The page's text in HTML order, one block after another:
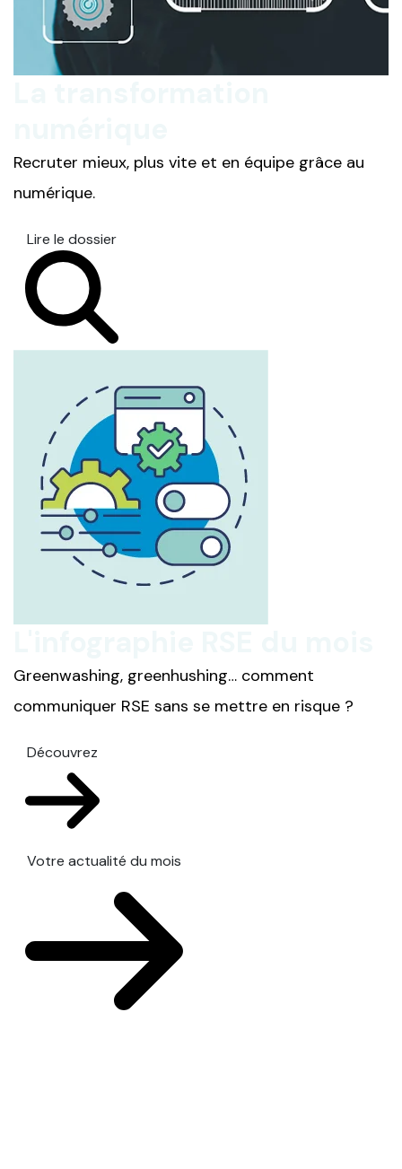
Recruter mieux, plus vite et en équipe grâce au
numérique.
Lire le dossier
Greenwashing, greenhushing… comment
communiquer RSE sans se mettre en risque ?
Découvrez
Votre actualité du mois